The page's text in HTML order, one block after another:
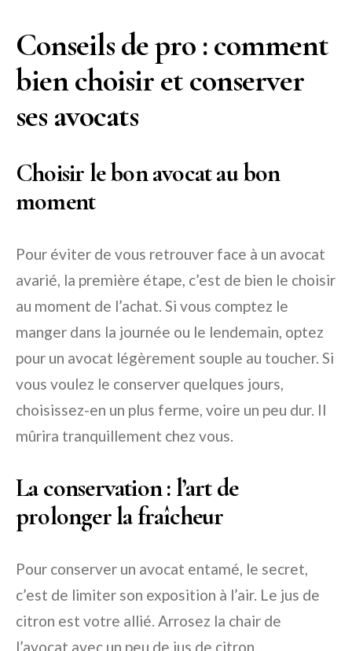
Conseils de pro : comment
bien choisir et conserver
ses avocats
Choisir le bon avocat au bon
moment
Pour éviter de vous retrouver face à un avocat
avarié, la première étape, c’est de bien le choisir
au moment de l’achat. Si vous comptez le
manger dans la journée ou le lendemain, optez
pour un avocat légèrement souple au toucher. Si
vous voulez le conserver quelques jours,
choisissez-en un plus ferme, voire un peu dur. Il
mûrira tranquillement chez vous.
La conservation : l’art de
prolonger la fraîcheur
Pour conserver un avocat entamé, le secret,
c’est de limiter son exposition à l’air. Le jus de
citron est votre allié. Arrosez la chair de
l’avocat avec un peu de jus de citron,